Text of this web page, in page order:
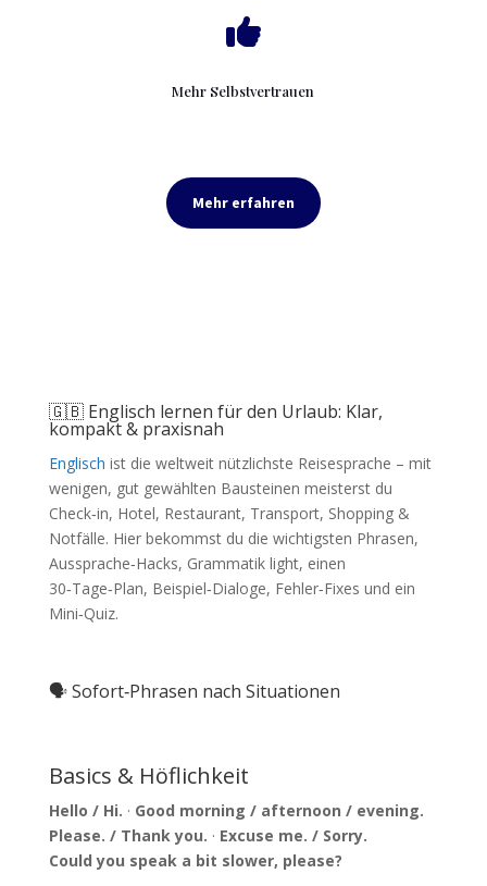

Mehr Selbstvertrauen
Mehr erfahren
🇬🇧 Englisch lernen für den Urlaub: Klar,
kompakt & praxisnah
Englisch ist die weltweit nützlichste Reisesprache – mit
wenigen, gut gewählten Bausteinen meisterst du
Check‑in, Hotel, Restaurant, Transport, Shopping &
Notfälle. Hier bekommst du die wichtigsten Phrasen,
Aussprache‑Hacks, Grammatik light, einen
30‑Tage‑Plan, Beispiel‑Dialoge, Fehler‑Fixes und ein
Mini‑Quiz.
🗣️ Sofort‑Phrasen nach Situationen
Basics & Höflichkeit
Hello / Hi. · Good morning / afternoon / evening.
Please. / Thank you. · Excuse me. / Sorry.
Could you speak a bit slower, please?